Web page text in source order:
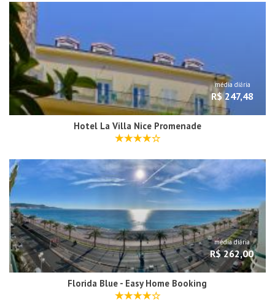
média diária
R$ 247,48
Hotel La Villa Nice Promenade
média diária
R$ 262,00
Florida Blue - Easy Home Booking